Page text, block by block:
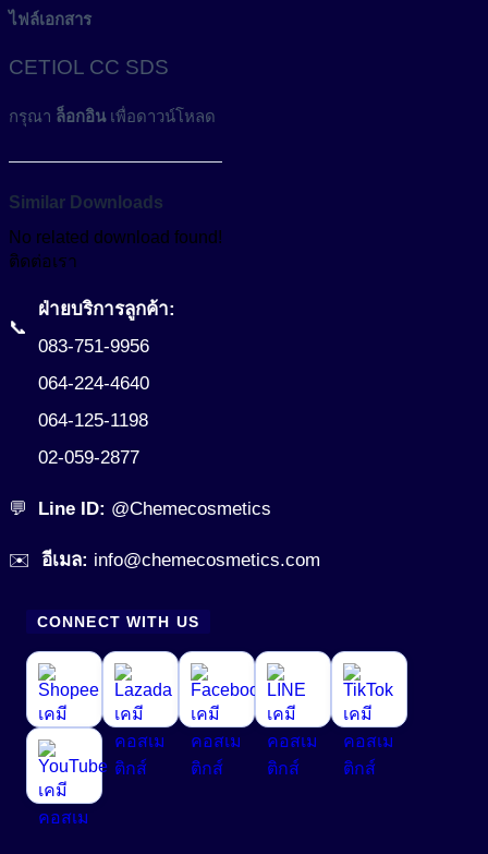
ไฟล์เอกสาร
CETIOL CC SDS
กรุณา ล็อกอินเพื่อดาวน์โหลด
Similar Downloads
No related download found!
ติดต่อเรา
📞
ฝ่ายบริการลูกค้า:
083-751-9956
064-224-4640
064-125-1198
02-059-2877
💬 Line ID: @Chemecosmetics
✉️ อีเมล: info@chemecosmetics.com
CONNECT WITH US